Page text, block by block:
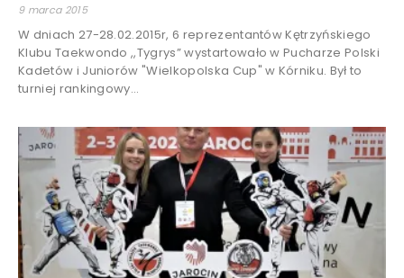
9 marca 2015
W dniach 27-28.02.2015r, 6 reprezentantów Kętrzyńskiego
Klubu Taekwondo ,,Tygrys” wystartowało w Pucharze Polski
Kadetów i Juniorów "Wielkopolska Cup" w Kórniku. Był to
turniej rankingowy...